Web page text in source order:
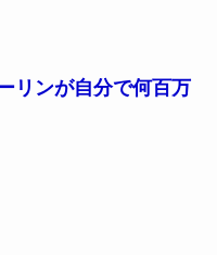
リンが自分で何百万